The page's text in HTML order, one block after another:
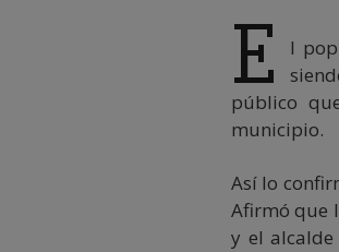
E
l
público
municipio.
Así lo
Afirmó que
y el alcalde